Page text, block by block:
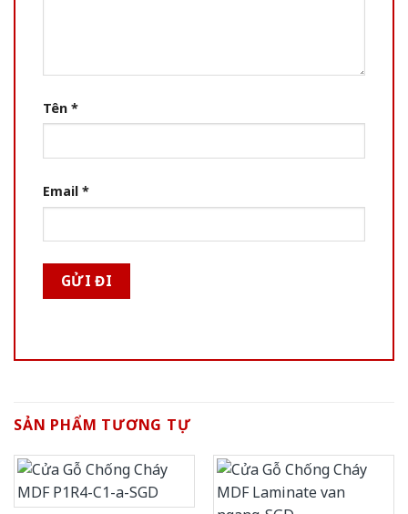
Tên *
Email *
SẢN PHẨM TƯƠNG TỰ